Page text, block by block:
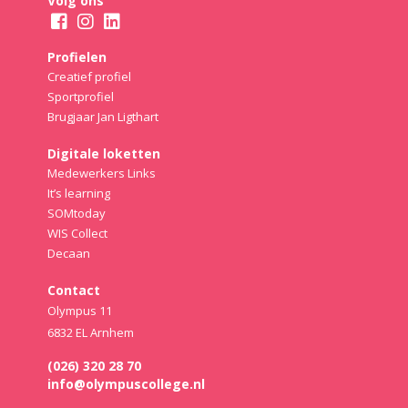
Profielen
Creatief profiel
Sportprofiel
Brugjaar Jan Ligthart
Digitale loketten
Medewerkers Links
It’s learning
SOMtoday
WIS Collect
Decaan
Contact
Olympus 11
6832 EL Arnhem
(026) 320 28 70
info@olympuscollege.nl